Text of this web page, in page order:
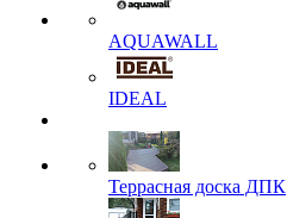
AQUAWALL
IDEAL
Террасная доска ДПК